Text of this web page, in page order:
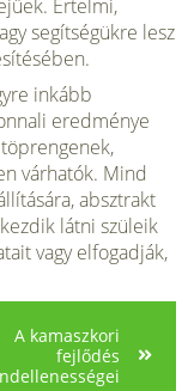
Értelmi,
segítségükre lesz
inkább
eredménye
várhatók. Mind
absztrakt
látni szüleik
vagy elfogadják,
A kamaszkori
fejlődés